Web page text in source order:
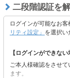
二段階認証を
ログインが可能なお
リティ設定」 を選択い
【ログインができない
ご本人様確認をさせ
ます。